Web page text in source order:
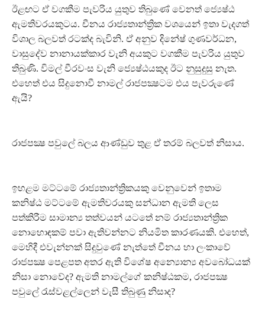
ඊළඟට ඒ වගකීම පැවරිය යුතුව තිබුණේ වෙනත් ජ්‍යෙෂ්ඨ
ඇමතිවරයකුටය. චීනය රාජ්‍යතාන්ත්‍රික වශයෙන් ඉතා වැදගත්
විශාල බලවත් රටක්ද බැවිනි. ඒ අනුව දිනේෂ් ගුණවර්ධන,
වාසුදේව නානායක්කාර වැනි අයකුට වගකීම පැවරිය යුතුව
තිබුණි. විමල් වීරවංස වැනි ජ්‍යෙෂ්ඨයකුද ඊට නුසුදුසු නැත.
එහෙත් එය සිදුනොවී නාමල් රාජපක්‍ෂටම එය පැවරුණේ
ඇයි?
රාජපක්‍ෂ පවුලේ බලය ආණ්ඩුව තුළ ඒ තරම් බලවත් නිසාය.
ඉහළම මට්ටමේ රාජ්‍යතාන්ත්‍රිකයකු වෙනුවෙන් ඉතාම
කනිෂ්ඨ මට්ටමේ ඇමතිවරයකු සන්ධාන ඇමති ලෙස
පත්කිරීම සාමාන්‍ය තත්වයන් යටතේ නම් රාජ්‍යතාන්ත්‍රික
නොහොඳකම් පවා ඇතිවන්නට නියමිත කාරණයකි. එහෙත්,
මෙහිදී එවැන්නක් සිදුවුණේ නැත්තේ චීනය හා ලංකාවේ
රාජපක්‍ෂ පෙළපත අතර ඇති විශේෂ අන්‍යොන්‍ය අවබෝධයක්
නිසා නොවේද? ඇමති නාමල්ගේ කනිෂ්ඨකම, රාජපක්‍ෂ
පවුලේ රැස්වළල්ලෙන් වැසී තිබුණු නිසාද?